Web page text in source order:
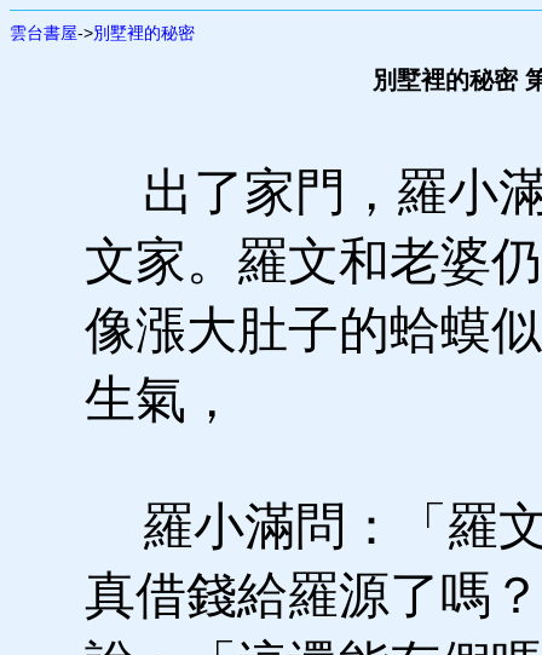
雲台書屋->別墅裡的秘密
別墅裡的秘密
出了家門，羅小
文家。羅文和老婆
像漲大肚子的蛤蟆
生氣，
羅小滿問：「羅
真借錢給羅源了嗎